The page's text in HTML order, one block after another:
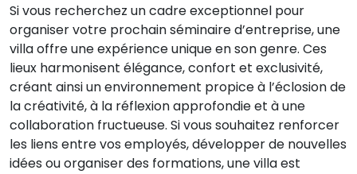
Si vous recherchez un cadre exceptionnel pour
organiser votre prochain séminaire d’entreprise, une
villa offre une expérience unique en son genre. Ces
lieux harmonisent élégance, confort et exclusivité,
créant ainsi un environnement propice à l’éclosion de
la créativité, à la réflexion approfondie et à une
collaboration fructueuse. Si vous souhaitez renforcer
les liens entre vos employés, développer de nouvelles
idées ou organiser des formations, une villa est